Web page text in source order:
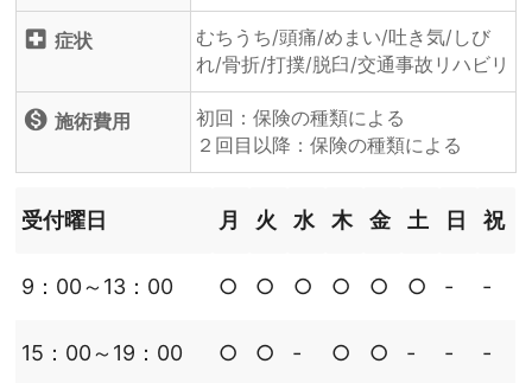
local_hospital 症状
むちうち/頭痛/めまい/吐き気/しび
れ/骨折/打撲/脱臼/交通事故リハビリ
monetization_on 施術費用
初回：保険の種類による
２回目以降：保険の種類による
受付曜日 月 火 水 木 金 土 日 祝
9：00～13：00 ○ ○ ○ ○ ○ ○ ‐ ‐
15：00～19：00 ○ ○ ‐ ○ ○ ‐ ‐ ‐